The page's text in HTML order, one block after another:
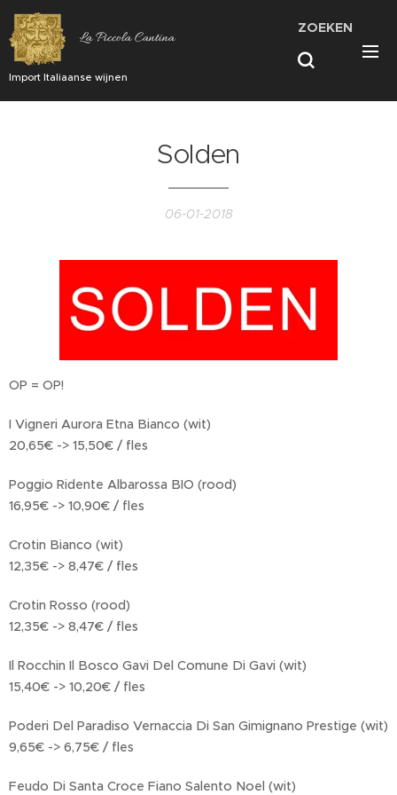
La Piccola Cantina
Import Italiaanse wijnen
ZOEKEN
Solden
06-01-2018
OP = OP!
I Vigneri Aurora Etna Bianco (wit)
20,65€ -> 15,50€ / fles
Poggio Ridente Albarossa BIO (rood)
16,95€ -> 10,90€ / fles
Crotin Bianco (wit)
12,35€ -> 8,47€ / fles
Crotin Rosso (rood)
12,35€ -> 8,47€ / fles
Il Rocchin Il Bosco Gavi Del Comune Di Gavi (wit)
15,40€ -> 10,20€ / fles
Poderi Del Paradiso Vernaccia Di San Gimignano Prestige (wit)
9,65€ -> 6,75€ / fles
Feudo Di Santa Croce Fiano Salento Noel (wit)